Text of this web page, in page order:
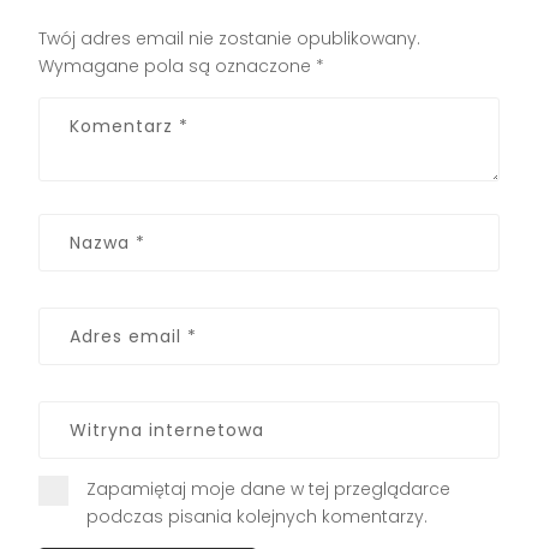
Twój adres email nie zostanie opublikowany.
Wymagane pola są oznaczone *
Zapamiętaj moje dane w tej przeglądarce
podczas pisania kolejnych komentarzy.